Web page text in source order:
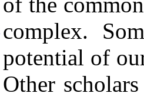
complex.
potential of
Other